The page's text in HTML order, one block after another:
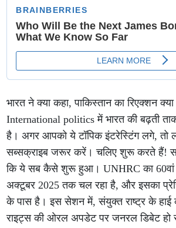
भारत ने क्या कहा, पाकिस्तान का रिएक्शन
International politics में भारत की बढ़ती
है। अगर आपको ये टॉपिक इंटरेस्टिंग लगे, तो
सब्सक्राइब जरूर करें। चलिए शुरू करते हैं!
कि ये सब कैसे शुरू हुआ। UNHRC का
अक्टूबर 2025 तक चल रहा है, और इसका
के पास है। इस सेशन में, संयुक्त राष्ट्र के हाई
राइट्स की ओरल अपडेट पर जनरल डिबेट हो